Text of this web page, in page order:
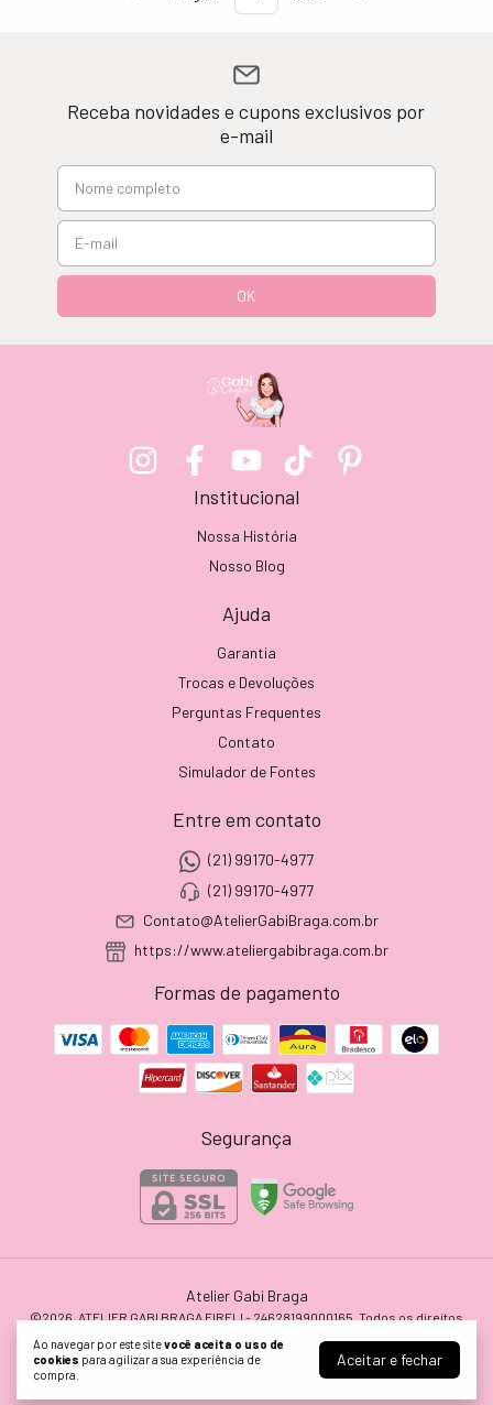
Ao navegar por este sitevocê aceita o uso de
cookies para agilizar a sua experiência de
compra.
Aceitar e fechar
Receba novidades e cupons exclusivos por
e-mail
Institucional
Nossa História
Nosso Blog
Ajuda
Garantia
Trocas e Devoluções
Perguntas Frequentes
Contato
Simulador de Fontes
Entre em contato
(21) 99170-4977
(21) 99170-4977
Contato@AtelierGabiBraga.com.br
https://www.ateliergabibraga.com.br
Formas de pagamento
Segurança
Atelier Gabi Braga
©2026. ATELIER GABI BRAGA EIRELI - 24628199000165. Todos os direitos